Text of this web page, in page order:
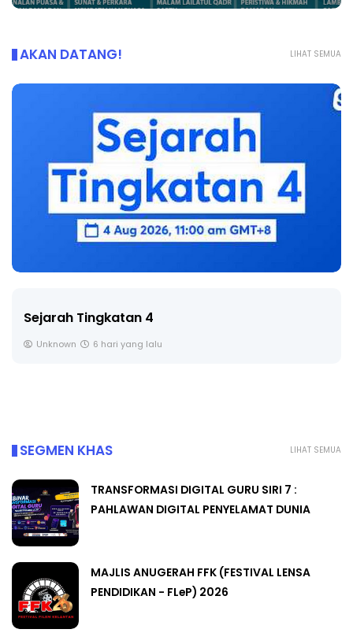
LIHAT SEMUA
AKAN DATANG!
Sejarah Tingkatan 4
Unknown 6 hari yang lalu
LIHAT SEMUA
SEGMEN KHAS
TRANSFORMASI DIGITAL GURU SIRI 7 :
PAHLAWAN DIGITAL PENYELAMAT DUNIA
MAJLIS ANUGERAH FFK (FESTIVAL LENSA
PENDIDIKAN - FLeP) 2026